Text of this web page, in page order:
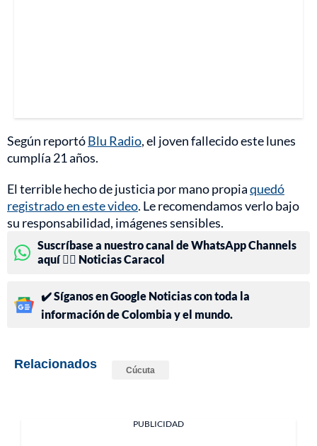
Según reportóBlu Radio, el joven fallecido este lunes
cumplía 21 años.
El terrible hecho de justicia por mano propiaquedó
registrado en este video. Le recomendamos verlo bajo
su responsabilidad, imágenes sensibles.
Suscríbase a nuestro canal de WhatsApp Channels
aquí 👉🏻 Noticias Caracol
✔️ Síganos en Google Noticias con toda la
información de Colombia y el mundo.
Relacionados Cúcuta
PUBLICIDAD